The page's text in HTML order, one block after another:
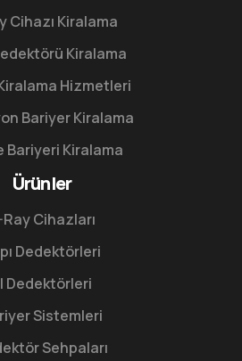
Cihazı Kiralama
Kiralama
Hizmetleri
Bariyer Kiralama
Bariyeri Kiralama
Ürünler
Cihazları
Dedektörleri
Dedektörleri
Sistemleri
Sehpaları